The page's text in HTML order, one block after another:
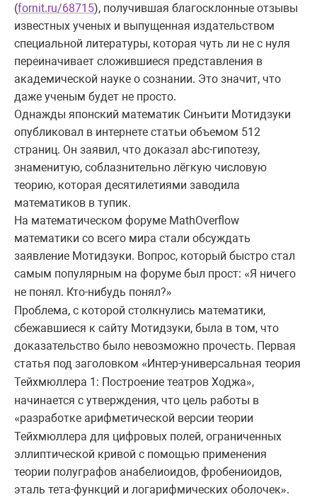
(fornit.ru/68715), получившая благосклонные отзывы
известных ученых и выпущенная издательством
специальной литературы, которая чуть ли не с нуля
переиначивает сложившиеся представления в
академической науке о сознании. Это значит, что
даже ученым будет не просто.
Однажды японский математик Cинъити Мотидзуки
опубликовал в интернете статьи объемом 512
страниц. Он заявил, что доказал abc-гипотезу,
знаменитую, соблазнительно лёгкую числовую
теорию, которая десятилетиями заводила
математиков в тупик.
На математическом форуме MathOverflow
математики со всего мира стали обсуждать
заявление Мотидзуки. Вопрос, который быстро стал
самым популярным на форуме был прост: «Я ничего
не понял. Кто-нибудь понял?»
Проблема, с которой столкнулись математики,
сбежавшиеся к сайту Мотидзуки, была в том, что
доказательство было невозможно прочесть. Первая
статья под заголовком «Интер-универсальная теория
Тейхмюллера 1: Построение театров Ходжа»,
начинается с утверждения, что цель работы в
«разработке арифметической версии теории
Тейхмюллера для цифровых полей, ограниченных
эллиптической кривой с помощью применения
теории полуграфов анабелиоидов, фробениоидов,
эталь тета-функций и логарифмических оболочек».